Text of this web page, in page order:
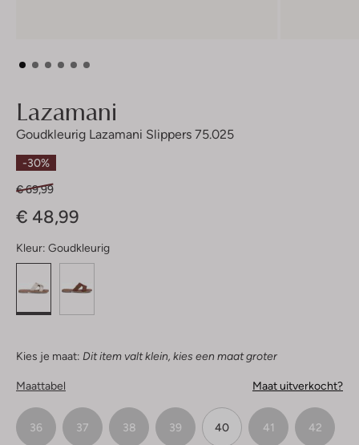
Lazamani
Goudkleurig Lazamani Slippers 75.025
-30%
€ 69,99
€ 48,99
Kleur: Goudkleurig
Kies je maat: Dit item valt klein, kies een maat groter
Maattabel Maat uitverkocht?
36 37 38 39 40 41 42